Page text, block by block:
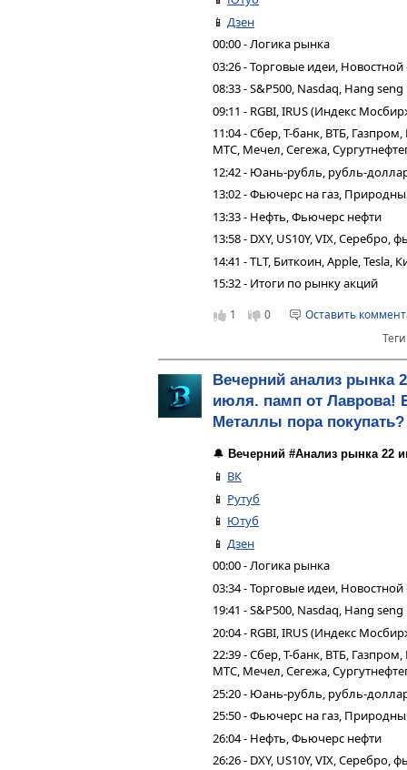
📱 Дзен
00:00 - Логика рынка
03:26 - Торговые идеи,
08:33 - S&P500, Nasdaq, Hang seng
09:11 - RGBI, IRUS (Индекс
11:04 - Сбер, Т-банк, ВТБ,
МТС, Мечел, Сегежа,
12:42 - Юань-рубль, рубль-
13:02 - Фьючерс на газ,
13:33 - Нефть, Фьючерс нефти
13:58 - DXY, US10Y, VIX,
14:41 - TLT, Биткоин, Apple, Tesla,
15:32 - Итоги по рынку акций
1 0
Оставить
Вечерний анализ рынка
июля. памп от Лаврова!
Металлы пора покупать?
🔔 Вечерний #Анализ рынка 22
📱 ВК
📱 Рутуб
📱 Ютуб
📱 Дзен
00:00 - Логика рынка
03:34 - Торговые идеи,
19:41 - S&P500, Nasdaq, Hang seng
20:04 - RGBI, IRUS (Индекс
22:39 - Сбер, Т-банк, ВТБ,
МТС, Мечел, Сегежа,
25:20 - Юань-рубль, рубль-
25:50 - Фьючерс на газ,
26:04 - Нефть, Фьючерс нефти
26:26 - DXY, US10Y, VIX,